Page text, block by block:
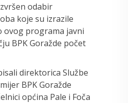
odabir
koje su izrazile
ovog programa javni
BPK Goražde počet
direktorica Službe
BPK Goražde
općina Pale i Foča